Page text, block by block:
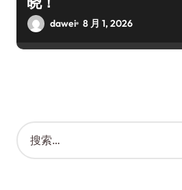
dawei 8 月 1, 2026
搜
索
：